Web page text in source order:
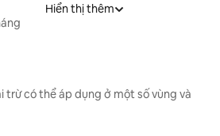
Hiển thị thêm
trừ có thể áp dụng ở một số vùng và